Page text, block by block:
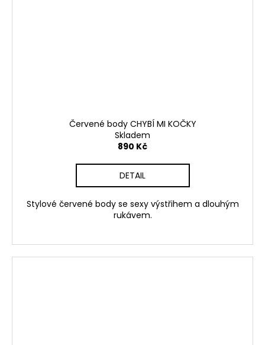
Červené body CHYBÍ MI KOČKY
Skladem
890 Kč
DETAIL
Stylové červené body se sexy výstřihem a dlouhým
rukávem.